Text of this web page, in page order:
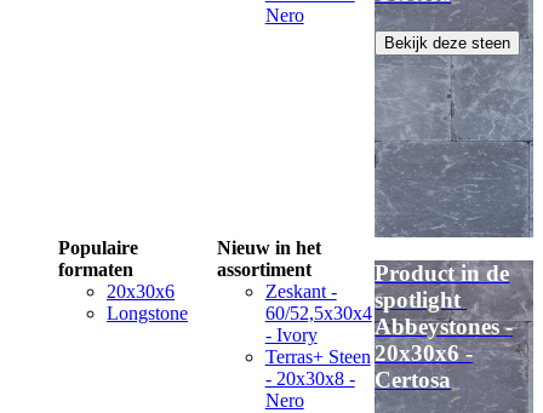
Nero
Bekijk deze steen
Populaire
formaten
20x30x6
Longstone
Nieuw in het
assortiment
Zeskant -
60/52,5x30x4
- Ivory
Terras+ Steen
- 20x30x8 -
Nero
Product in de
spotlight
Abbeystones -
20x30x6 -
Certosa